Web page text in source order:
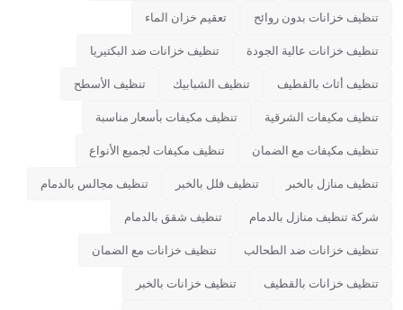
تنظيف خزانات بدون روائح تعقيم خزان الماء
تنظيف خزانات عالية الجودة تنظيف خزانات ضد البكتيريا
تنظيف أثاث بالقطيف تنظيف الشبابيك تنظيف الأسطح
تنظيف مكيفات الشرقية تنظيف مكيفات بأسعار مناسبة
تنظيف مكيفات مع الضمان تنظيف مكيفات لجميع الأنواع
تنظيف منازل بالخبر تنظيف فلل بالخبر تنظيف مجالس بالدمام
شركة تنظيف منازل بالدمام تنظيف شقق بالدمام
تنظيف خزانات ضد الطحالب تنظيف خزانات مع الضمان
تنظيف خزانات بالقطيف تنظيف خزانات بالخبر